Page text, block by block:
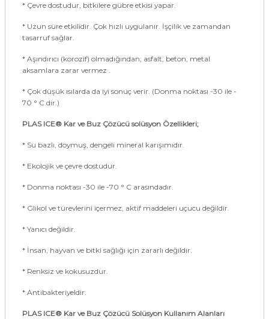
* Çevre dostudur, bitkilere gübre etkisi yapar.
* Uzun süre etkilidir. Çok hızlı uygulanır. İşçilik ve zamandan
tasarruf sağlar.
* Aşındırıcı (korozif) olmadığından; asfalt, beton, metal
aksamlara zarar vermez .
* Çok düşük ısılarda da iyi sonuç verir. (Donma noktası -30 ile -
70 ° C dir.)
PLAS ICE® Kar ve Buz Çözücü solüsyon Özellikleri;
* Su bazlı, doymuş, dengeli mineral karışımıdır.
* Ekolojik ve çevre dostudur.
* Donma noktası -30 ile -70 ° C arasındadır.
* Glikol ve türevlerini içermez, aktif maddeleri uçucu değildir.
* Yanıcı değildir.
* İnsan, hayvan ve bitki sağlığı için zararlı değildir.
* Renksiz ve kokusuzdur.
* Antibakteriyeldir.
PLAS ICE® Kar ve Buz Çözücü Solüsyon Kullanım Alanları